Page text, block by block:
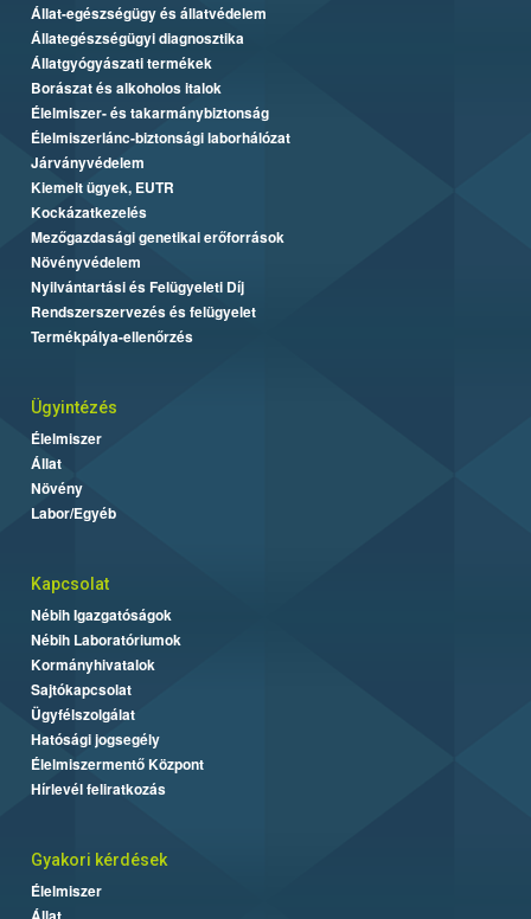
Állat-egészségügy és állatvédelem
Állategészségügyi diagnosztika
Állatgyógyászati termékek
Borászat és alkoholos italok
Élelmiszer- és takarmánybiztonság
Élelmiszerlánc-biztonsági laborhálózat
Járványvédelem
Kiemelt ügyek, EUTR
Kockázatkezelés
Mezőgazdasági genetikai erőforrások
Növényvédelem
Nyilvántartási és Felügyeleti Díj
Rendszerszervezés és felügyelet
Termékpálya-ellenőrzés
Ügyintézés
Élelmiszer
Állat
Növény
Labor/Egyéb
Kapcsolat
Nébih Igazgatóságok
Nébih Laboratóriumok
Kormányhivatalok
Sajtókapcsolat
Ügyfélszolgálat
Hatósági jogsegély
Élelmiszermentő Központ
Hírlevél feliratkozás
Gyakori kérdések
Élelmiszer